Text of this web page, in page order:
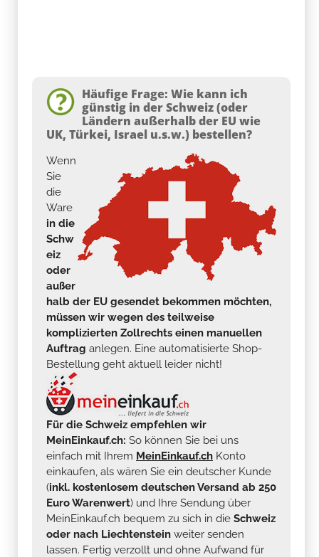
Häufige Frage: Wie kann ich
günstig in der Schweiz (oder
Ländern außerhalb der EU wie
UK, Türkei, Israel u.s.w.) bestellen?
Wenn
Sie
die
Ware
in die
Schw
eiz
oder
außer
halb der EU gesendet bekommen möchten,
müssen wir wegen des teilweise
komplizierten Zollrechts einen manuellen
Auftrag anlegen. Eine automatisierte Shop-
Bestellung geht aktuell leider nicht!
Für die Schweiz empfehlen wir
MeinEinkauf.ch: So können Sie bei uns
einfach mit Ihrem MeinEinkauf.ch Konto
einkaufen, als wären Sie ein deutscher Kunde
(inkl. kostenlosem deutschen Versand ab 250
Euro Warenwert) und Ihre Sendung über
MeinEinkauf.ch bequem zu sich in die Schweiz
oder nach Liechtenstein weiter senden
lassen. Fertig verzollt und ohne Aufwand für